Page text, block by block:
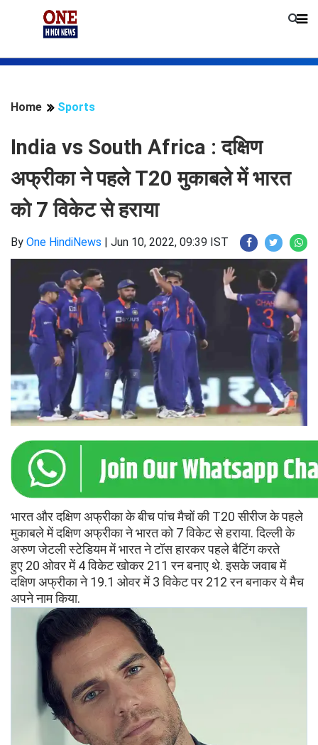
Home Sports
India vs South Africa : दक्षिण
अफ्रीका ने पहले T20 मुकाबले में भारत
को 7 विकेट से हराया
By One HindiNews | Jun 10, 2022, 09:39 IST
भारत और दक्षिण अफ्रीका के बीच पांच मैचों की T20 सीरीज के पहले
मुकाबले में दक्षिण अफ्रीका ने भारत को 7 विकेट से हराया. दिल्ली के
अरुण जेटली स्टेडियम में भारत ने टॉस हारकर पहले बैटिंग करते
हुए 20 ओवर में 4 विकेट खोकर 211 रन बनाए थे. इसके जवाब में
दक्षिण अफ्रीका ने 19.1 ओवर में 3 विकेट पर 212 रन बनाकर ये मैच
अपने नाम किया.